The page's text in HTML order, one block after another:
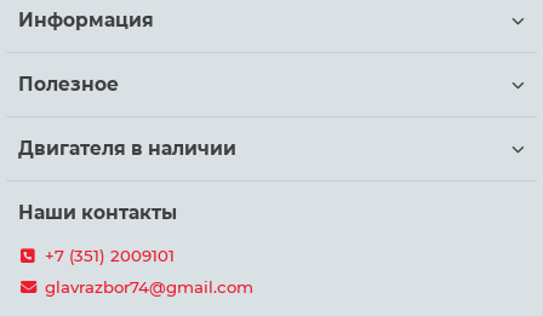
Информация
Полезное
Двигателя в наличии
Наши контакты
+7 (351) 2009101
glavrazbor74@gmail.com